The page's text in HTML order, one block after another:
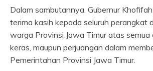
Dalam sambutannya, Gubernur
terima kasih kepada seluruh perangkat
warga Provinsi Jawa Timur atas semua
keras, maupun perjuangan dalam
Pemerintahan Provinsi Jawa Timur.